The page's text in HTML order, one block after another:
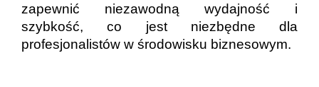
zapewnić niezawodną wydajność i
szybkość, co jest niezbędne dla
profesjonalistów w środowisku biznesowym.